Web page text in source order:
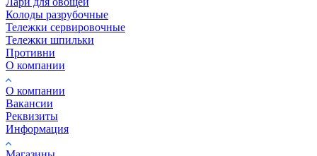
Колоды разрубочные
Тележки сервировочные
Тележки шпильки
Противни
О компании
О компании
Вакансии
Реквизиты
Информация